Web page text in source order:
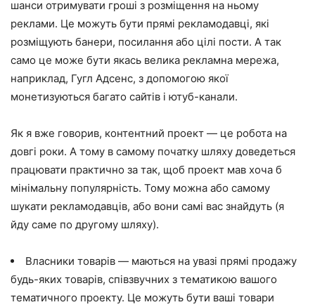
шанси отримувати гроші з розміщення на ньому
реклами. Це можуть бути прямі рекламодавці, які
розміщують банери, посилання або цілі пости. А так
само це може бути якась велика рекламна мережа,
наприклад, Гугл Адсенс, з допомогою якої
монетизуються багато сайтів і ютуб-канали.
Як я вже говорив, контентний проект — це робота на
довгі роки. А тому в самому початку шляху доведеться
працювати практично за так, щоб проект мав хоча б
мінімальну популярність. Тому можна або самому
шукати рекламодавців, або вони самі вас знайдуть (я
йду саме по другому шляху).
Власники товарів — маються на увазі прямі продажу
будь-яких товарів, співзвучних з тематикою вашого
тематичного проекту. Це можуть бути ваші товари